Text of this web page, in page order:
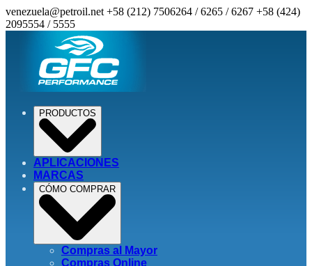
venezuela@petroil.net +58 (212) 7506264 / 6265 / 6267 +58 (424)
2095554 / 5555
PRODUCTOS
APLICACIONES
MARCAS
CÓMO COMPRAR
Compras al Mayor
Compras Online